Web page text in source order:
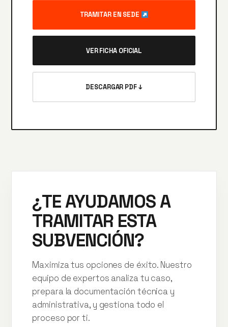
TRAMITAR EN SEDE
VER FICHA OFICIAL
DESCARGAR PDF ↓
¿TE AYUDAMOS A
TRAMITAR ESTA
SUBVENCIÓN?
Maximiza tus opciones de éxito. Nuestro
equipo de expertos analiza tu caso,
prepara la documentación técnica y
administrativa, y gestiona todo el
proceso por ti.